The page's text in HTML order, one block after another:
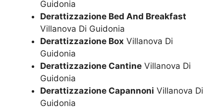
Guidonia
Derattizzazione Bed And Breakfast
Villanova Di Guidonia
Derattizzazione Box Villanova Di
Guidonia
Derattizzazione Cantine Villanova Di
Guidonia
Derattizzazione Capannoni Villanova Di
Guidonia